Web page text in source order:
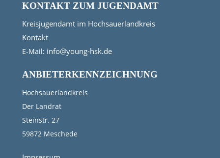
KONTAKT ZUM JUGENDAMT
Kreisjugendamt im Hochsauerlandkreis
Kontakt
E-Mail: info@young-hsk.de
ANBIETERKENNZEICHNUNG
Hochsauerlandkreis
Der Landrat
Steinstr. 27
59872 Meschede